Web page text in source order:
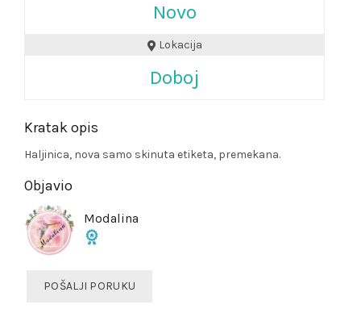
Novo
Lokacija
Doboj
Kratak opis
Haljinica, nova samo skinuta etiketa, premekana.
Objavio
Modalina
POŠALJI PORUKU